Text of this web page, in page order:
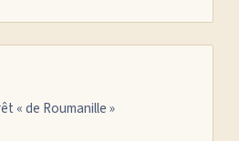
« de Roumanille »